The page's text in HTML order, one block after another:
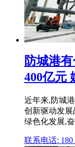
防城港
400亿元
近年来,防城
创新驱动发展
绿色化发展,
联系电话: 180